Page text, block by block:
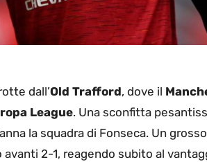
dall’Old Trafford, dove il
League. Una sconfitta
la squadra di Fonseca. Un
2-1, reagendo subito al